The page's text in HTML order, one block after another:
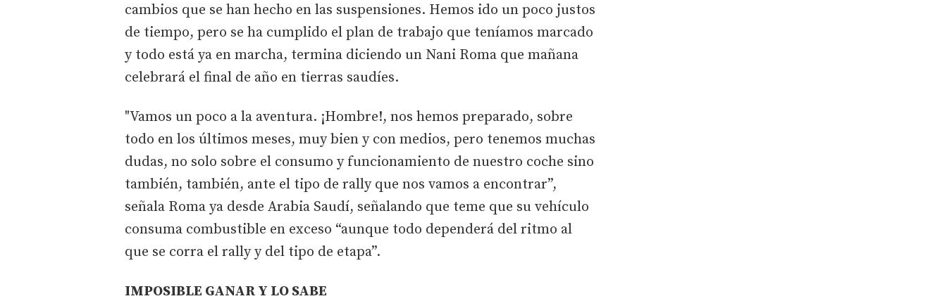
cambios que se han hecho en las suspensiones. Hemos ido un poco justos
de tiempo, pero se ha cumplido el plan de trabajo que teníamos marcado
y todo está ya en marcha, termina diciendo un Nani Roma que mañana
celebrará el final de año en tierras saudíes.
"Vamos un poco a la aventura. ¡Hombre!, nos hemos preparado, sobre
todo en los últimos meses, muy bien y con medios, pero tenemos muchas
dudas, no solo sobre el consumo y funcionamiento de nuestro coche sino
también, también, ante el tipo de rally que nos vamos a encontrar”,
señala Roma ya desde Arabia Saudí, señalando que teme que su vehículo
consuma combustible en exceso “aunque todo dependerá del ritmo al
que se corra el rally y del tipo de etapa”.
IMPOSIBLE GANAR Y LO SABE